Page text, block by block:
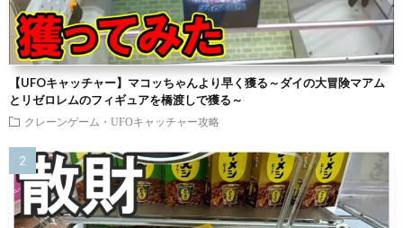
【UFOキャッチャー】マコッちゃんより早く獲る～ダイの大冒険マアム
とリゼロレムのフィギュアを橋渡しで獲る～
クレーンゲーム・UFOキャッチャー攻略